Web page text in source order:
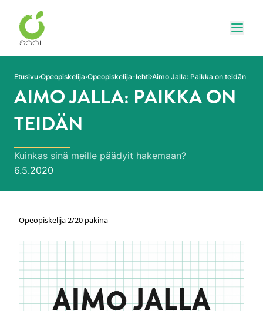
Siirry sivun sisältöön
Etusivu Opeopiskelija Opeopiskelija-lehti Aimo Jalla: Paikka on teidän
AIMO JALLA: PAIKKA ON
TEIDÄN
Kuinkas sinä meille päädyit hakemaan?
Julkaistu:
6.5.2020
Opeopiskelija 2/20 pakina